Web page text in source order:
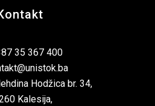
35 367 400
Hodžica br. 34,
Kalesija,